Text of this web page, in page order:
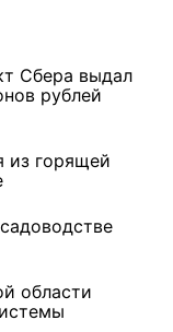
Сбера выдал
рублей
из горящей
области